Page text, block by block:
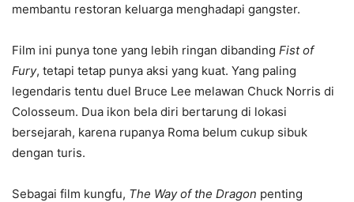
membantu restoran keluarga menghadapi gangster.
Film ini punya tone yang lebih ringan dibanding Fist of
Fury, tetapi tetap punya aksi yang kuat. Yang paling
legendaris tentu duel Bruce Lee melawan Chuck Norris di
Colosseum. Dua ikon bela diri bertarung di lokasi
bersejarah, karena rupanya Roma belum cukup sibuk
dengan turis.
Sebagai film kungfu, The Way of the Dragon penting